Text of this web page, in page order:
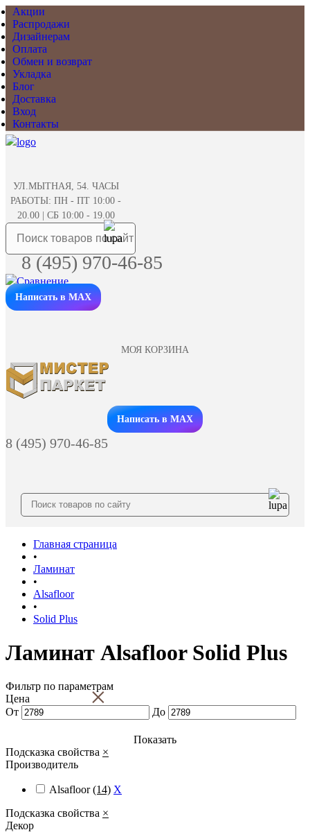
Акции
Распродажи
Дизайнерам
Оплата
Обмен и возврат
Укладка
Блог
Доставка
Вход
Контакты
УЛ.МЫТНАЯ, 54. ЧАСЫ
РАБОТЫ: ПН - ПТ 10:00 -
20.00 | СБ 10:00 - 19.00
8 (495) 970-46-85
Написать в MAX
МОЯ КОРЗИНА
Заказать звонок
Написать в MAX
8 (495) 970-46-85
Главная страница
•
Ламинат
•
Alsafloor
•
Solid Plus
Ламинат Alsafloor Solid Plus
Фильтр по параметрам
×
Цена
От
До
Показать
Подсказка свойства ×
Производитель
Alsafloor(14) X
Подсказка свойства ×
Декор